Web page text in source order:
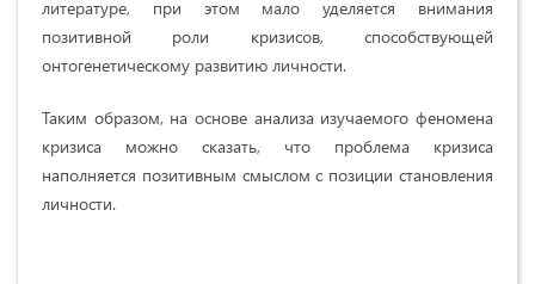
литературе, при этом мало уделяется внимания
позитивной роли кризисов, способствующей
онтогенетическому развитию личности.
Таким образом, на основе анализа изучаемого феномена
кризиса можно сказать, что проблема кризиса
наполняется позитивным смыслом с позиции становления
личности.